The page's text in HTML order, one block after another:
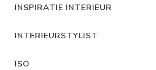
INSPIRATIE INTERIEUR
INTERIEURSTYLIST
ISO